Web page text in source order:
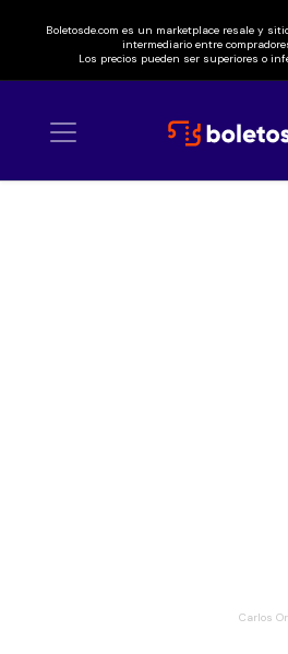
Boletosde.com es un marketplace resale y
intermediario entre
Los precios pueden ser superiores o
Carlos